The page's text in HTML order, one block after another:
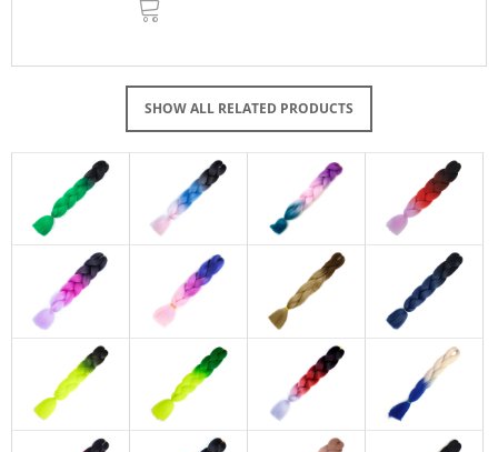
SHOW ALL RELATED PRODUCTS